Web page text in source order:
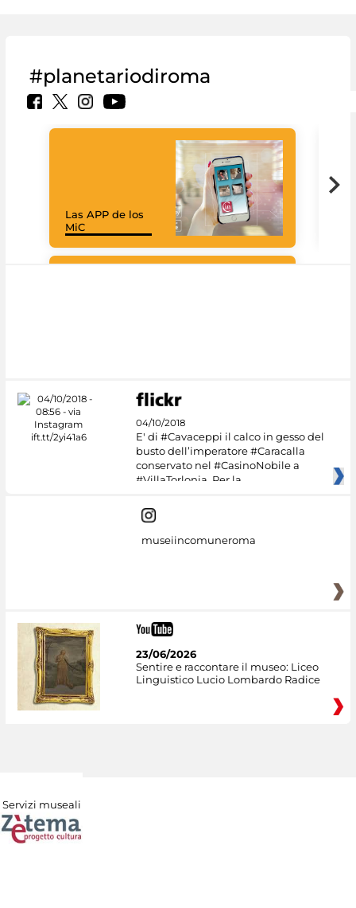
#planetariodiroma
Las APP de los
MiC
04/10/2018
E' di #Cavaceppi il calco in gesso del
busto dell’imperatore #Caracalla
conservato nel #CasinoNobile a
#VillaTorlonia. Per la
museiincomuneroma
23/06/2026
Sentire e raccontare il museo: Liceo
Linguistico Lucio Lombardo Radice
Servizi museali